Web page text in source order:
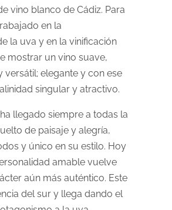
vino blanco de Cádiz. Para
en la
la uva y en la vinificación
mostrar un vino suave,
versátil; elegante y con ese
singular y atractivo.
llegado siempre a todas la
de paisaje y alegría,
y único en su estilo. Hoy
amable vuelve
aún más auténtico. Este
del sur y llega dando el